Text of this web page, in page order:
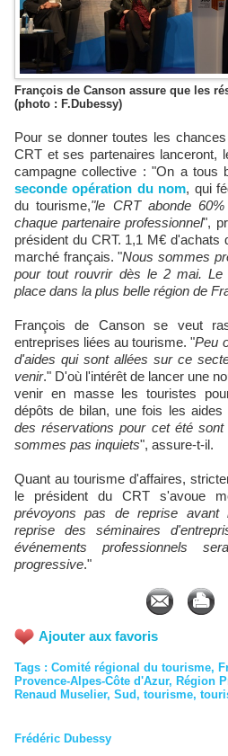
François de Canson assure que les
(photo : F.Dubessy)
Pour se donner toutes les chances de réussir cette saison, le
CRT et ses partenaires lanceront,
campagne collective : "On a tous
seconde opération du nom, qui
du tourisme,"le CRT abonde
chaque partenaire professionnel",
président du CRT. 1,1 M€ d'achats
marché français. "Nous sommes
pour tout rouvrir dès le 2 mai. Le
place dans la plus belle région de
François de Canson se veut
entreprises liées au tourisme. "Peu
d'aides qui sont allées sur ce
venir." D'où l'intérêt de lancer une
venir en masse les touristes
dépôts de bilan, une fois les aides
des réservations pour cet été
sommes pas inquiets", assure-t-il.
Quant au tourisme d'affaires,
le président du CRT s'avoue
prévoyons pas de reprise avant
reprise des séminaires
événements professionnels
progressive."
Ajouter aux favoris
Tags : Comité régional du tourisme,
Provence-Alpes-Côte d'Azur, Région
Renaud Muselier, Sud , tourisme,
Frédéric Dubessy